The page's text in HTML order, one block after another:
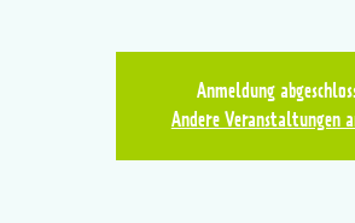
Anmeldung
Andere Veranstaltungen